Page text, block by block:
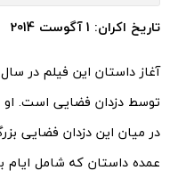
تاریخ اکران: 1 آگوست 2014
توسط دزدان فضایی است. او
در میان این دزدان فضایی
عمده داستان که شامل ایام